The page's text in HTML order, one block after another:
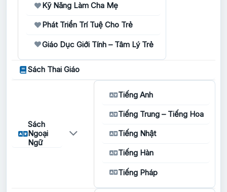
Kỹ Năng Làm Cha Mẹ
Phát Triển Trí Tuệ Cho Trẻ
Giáo Dục Giới Tính – Tâm Lý Trẻ
Sách Thai Giáo
Sách
Ngoại
Ngữ
Tiếng Anh
Tiếng Trung – Tiếng Hoa
Tiếng Nhật
Tiếng Hàn
Tiếng Pháp